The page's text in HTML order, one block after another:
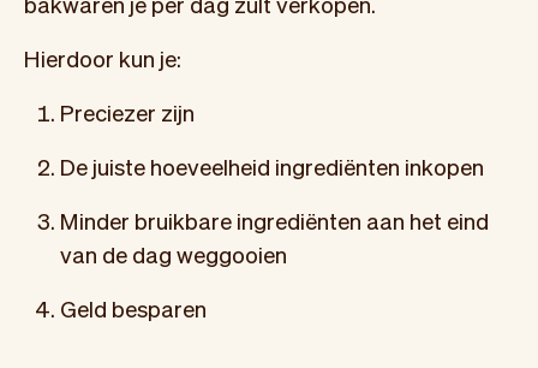
Hierdoor kun je:
Preciezer zijn
De juiste hoeveelheid ingrediënten inkopen
Minder bruikbare ingrediënten aan het eind
van de dag weggooien
Geld besparen